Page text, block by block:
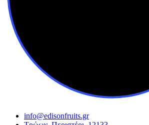
info@edisonfruits.gr